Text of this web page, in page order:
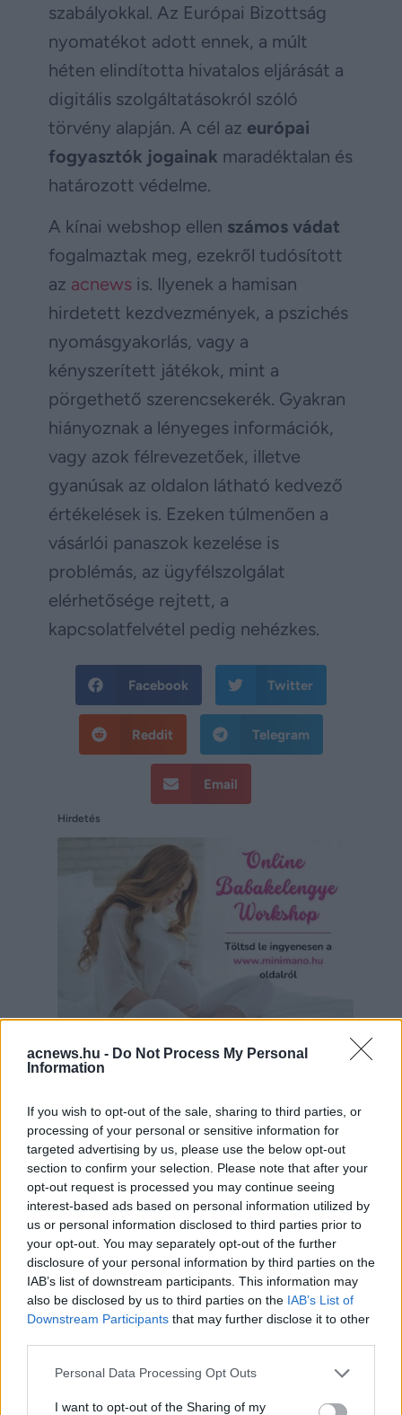
acnews.hu - Do Not Process My Personal
Information
If you wish to opt-out of the sale, sharing to third parties, or
processing of your personal or sensitive information for
targeted advertising by us, please use the below opt-out
section to confirm your selection. Please note that after your
opt-out request is processed you may continue seeing
interest-based ads based on personal information utilized by
us or personal information disclosed to third parties prior to
your opt-out. You may separately opt-out of the further
disclosure of your personal information by third parties on the
IAB’s list of downstream participants. This information may
also be disclosed by us to third parties on the IAB’s List of
Downstream Participants that may further disclose it to other
Please note that this website/app uses one or more Google
not limited to your visit or usage behaviour. You may click to
Personal Data Processing Opt Outs
I want to opt-out of the Sharing of my
szabályokkal. Az Európai Bizottság
nyomatékot adott ennek, a múlt
héten elindította hivatalos eljárását a
digitális szolgáltatásokról szóló
törvény alapján. A cél az európai
fogyasztók jogainak maradéktalan és
határozott védelme.
A kínai webshop ellen számos vádat
fogalmaztak meg, ezekről tudósított
az acnews is. Ilyenek a hamisan
hirdetett kezdvezmények, a pszichés
nyomásgyakorlás, vagy a
kényszerített játékok, mint a
pörgethető szerencsekerék. Gyakran
hiányoznak a lényeges információk,
vagy azok félrevezetőek, illetve
gyanúsak az oldalon látható kedvező
értékelések is. Ezeken túlmenően a
vásárlói panaszok kezelése is
problémás, az ügyfélszolgálat
elérhetősége rejtett, a
kapcsolatfelvétel pedig nehézkes.
Facebook Twitter
Reddit Telegram
Email
Hirdetés